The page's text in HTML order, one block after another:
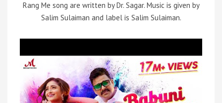
Rang Me song are written by Dr. Sagar. Music is given by
Salim Sulaiman and label is Salim Sulaiman.